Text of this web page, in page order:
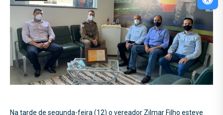
Na tarde de segunda-feira (12) o vereador Zilmar Filho esteve